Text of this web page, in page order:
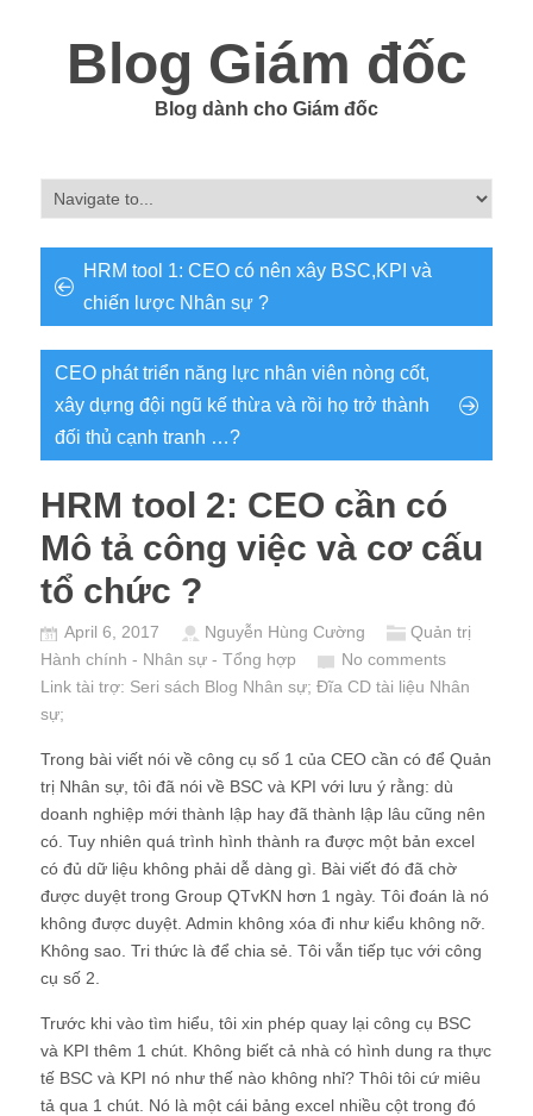
Blog Giám đốc
Blog dành cho Giám đốc
HRM tool 1: CEO có nên xây BSC,KPI và
chiến lược Nhân sự ?
CEO phát triển năng lực nhân viên nòng cốt,
xây dựng đội ngũ kế thừa và rồi họ trở thành
đối thủ cạnh tranh …?
HRM tool 2: CEO cần có
Mô tả công việc và cơ cấu
tổ chức ?
April 6, 2017 Nguyễn Hùng Cường
Quản trị
Hành chính - Nhân sự - Tổng hợp
No comments
Link tài trợ: Seri sách Blog Nhân sự; Đĩa CD tài liệu Nhân
sự;
Trong bài viết nói về công cụ số 1 của CEO cần có để Quản
trị Nhân sự, tôi đã nói về BSC và KPI với lưu ý rằng: dù
doanh nghiệp mới thành lập hay đã thành lập lâu cũng nên
có. Tuy nhiên quá trình hình thành ra được một bản excel
có đủ dữ liệu không phải dễ dàng gì. Bài viết đó đã chờ
được duyệt trong Group QTvKN hơn 1 ngày. Tôi đoán là nó
không được duyệt. Admin không xóa đi như kiểu không nỡ.
Không sao. Tri thức là để chia sẻ. Tôi vẫn tiếp tục với công
cụ số 2.
Trước khi vào tìm hiểu, tôi xin phép quay lại công cụ BSC
và KPI thêm 1 chút. Không biết cả nhà có hình dung ra thực
tế BSC và KPI nó như thế nào không nhỉ? Thôi tôi cứ miêu
tả qua 1 chút. Nó là một cái bảng excel nhiều cột trong đó